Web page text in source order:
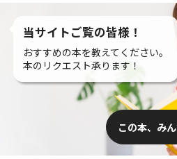
当サイトご覧の皆様！
おすすめの本を教えてください。
本のリクエスト承ります！
この本、み